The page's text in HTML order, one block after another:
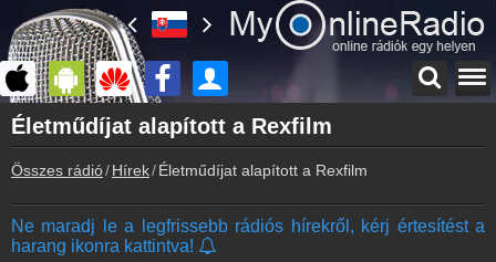
Főoldal
myonlineradio.hu
Bejelentkezés
Kapcsolat
Írj nekünk!
Életműdíjat alapított a Rexfilm
Összes rádió Hírek Életműdíjat alapított a Rexfilm
Ne maradj le a legfrissebb rádiós hírekről, kérj értesítést a
harang ikonra kattintva!